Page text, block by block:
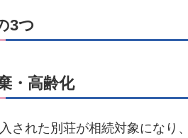
3つ
・高齢化
された別荘が相続対象になり、